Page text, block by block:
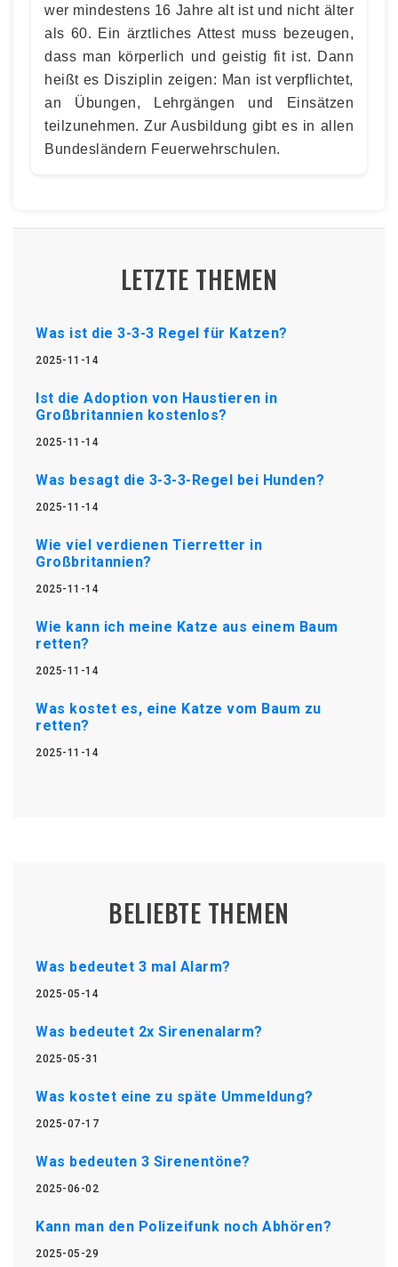
wer mindestens 16 Jahre alt ist und nicht älter
als 60. Ein ärztliches Attest muss bezeugen,
dass man körperlich und geistig fit ist. Dann
heißt es Disziplin zeigen: Man ist verpflichtet,
an Übungen, Lehrgängen und Einsätzen
teilzunehmen. Zur Ausbildung gibt es in allen
Bundesländern Feuerwehrschulen.
LETZTE THEMEN
Was ist die 3-3-3 Regel für Katzen?
2025-11-14
Ist die Adoption von Haustieren in
Großbritannien kostenlos?
2025-11-14
Was besagt die 3-3-3-Regel bei Hunden?
2025-11-14
Wie viel verdienen Tierretter in
Großbritannien?
2025-11-14
Wie kann ich meine Katze aus einem Baum
retten?
2025-11-14
Was kostet es, eine Katze vom Baum zu
retten?
2025-11-14
BELIEBTE THEMEN
Was bedeutet 3 mal Alarm?
2025-05-14
Was bedeutet 2x Sirenenalarm?
2025-05-31
Was kostet eine zu späte Ummeldung?
2025-07-17
Was bedeuten 3 Sirenentöne?
2025-06-02
Kann man den Polizeifunk noch Abhören?
2025-05-29